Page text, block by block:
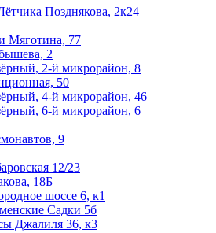
Позднякова, 2к24
Мяготина, 77
2
2-й микрорайон, 8
50
4-й микрорайон, 46
6-й микрорайон, 6
9
12/23
18Б
шоссе 6, к1
Садки 5б
Джалиля 36, к3